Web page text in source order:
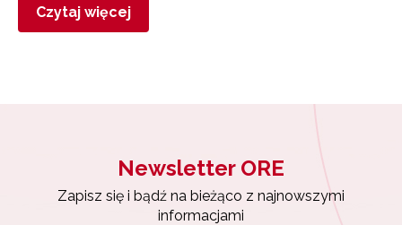
Czytaj więcej
Newsletter ORE
Zapisz się i bądź na bieżąco z najnowszymi
informacjami